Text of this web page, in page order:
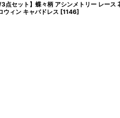
セット】蝶々柄 アシンメトリー レース
ウィン キャバドレス [1146]